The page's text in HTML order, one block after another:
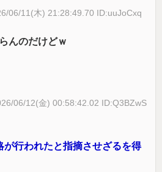
06/11(木) 21:28:49.70 ID:uuJoCxq
んのだけどｗ
06/12(金) 00:58:42.02 ID:Q3BZwS
が行われたと指摘させざるを得